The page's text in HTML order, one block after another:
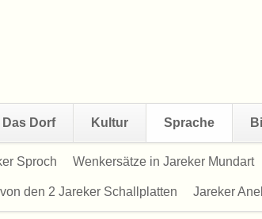
Das Dorf Kultur Sprache
Sproch Wenkersätze in Jareker Mundart
den 2 Jareker Schallplatten Jareker